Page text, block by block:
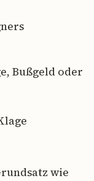
Bußgeld oder
wie